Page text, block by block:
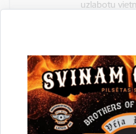
uzlabotu
statistisko
apmeklētājs
2 gadi